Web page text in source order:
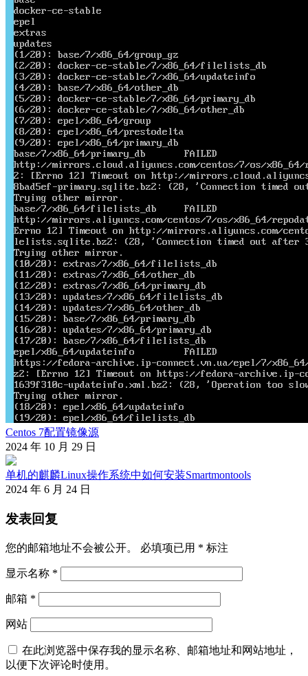
Centos 7配置镜像源
2024 年 10 月 29 日
单机的麒麟Linux操作系统中如何安装Smartmontools
2024 年 6 月 24 日
发表回复
您的邮箱地址不会被公开。 必填项已用 * 标注
显示名称 *
邮箱 *
网站
在此浏览器中保存我的显示名称、邮箱地址和网站地址，
以便下次评论时使用。